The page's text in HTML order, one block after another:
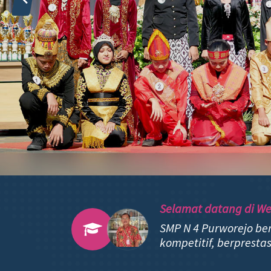
Selamat datang di
SMP N 4 Purworejo
kompetitif,